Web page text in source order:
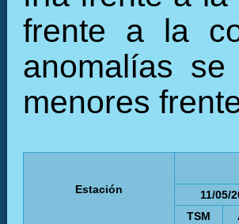
frente a la
anomalías
menores
Estación 11/05/
TSM